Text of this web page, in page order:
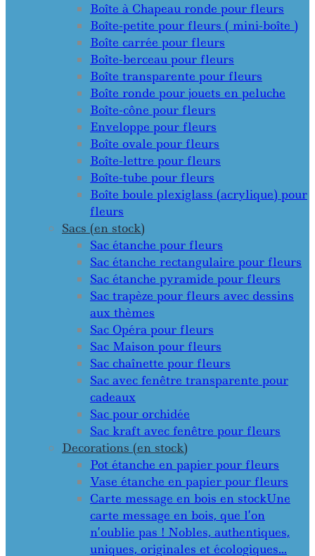
Boîte à Chapeau ronde pour fleurs
Boîte-petite pour fleurs ( mini-boîte )
Boîte carrée pour fleurs
Boîte-berceau pour fleurs
Boîte transparente pour fleurs
Boîte ronde pour jouets en peluche
Boîte-cône pour fleurs
Enveloppe pour fleurs
Boîte ovale pour fleurs
Boîte-lettre pour fleurs
Boîte-tube pour fleurs
Boîte boule plexiglass (acrylique) pour
fleurs
Sacs (en stock)
Sac étanche pour fleurs
Sac étanche rectangulaire pour fleurs
Sac étanche pyramide pour fleurs
Sac trapèze pour fleurs avec dessins
aux thèmes
Sac Opéra pour fleurs
Sac Maison pour fleurs
Sac chaînette pour fleurs
Sac avec fenêtre transparente pour
cadeaux
Sac pour orchidée
Sac kraft avec fenêtre pour fleurs
Decorations (en stock)
Pot étanche en papier pour fleurs
Vase étanche en papier pour fleurs
Carte message en bois en stockUne
carte message en bois, que l’on
n’oublie pas ! Nobles, authentiques,
uniques, originales et écologiques…